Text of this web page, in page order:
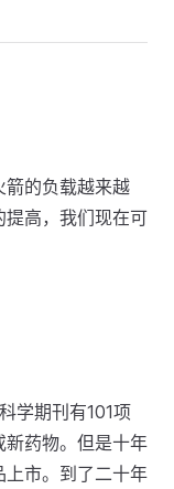
箭的负载越来越
提高，我们现在可
学期刊有101项
药物。但是十年
上市。到了二十年